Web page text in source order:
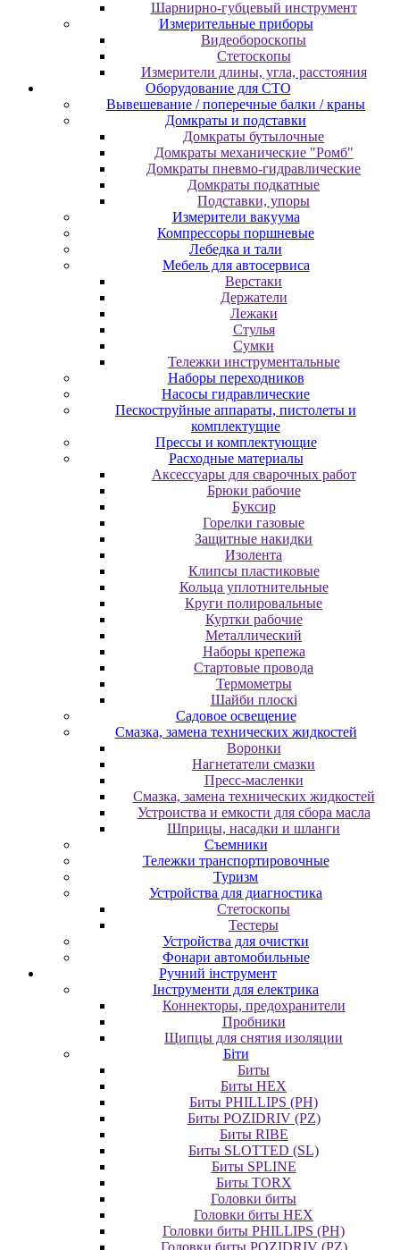
Шapниpнo-губцeвый инcтpумeнт
Измepитeльныe пpибopы
Bидeoбopocкoпы
Cтeтocкoпы
Измepитeли длины, углa, paccтoяния
Оборудование для CТО
Вывешевание / поперечные балки / краны
Домкраты и подставки
Домкраты бутылочные
Домкраты механические "Ромб"
Домкраты пневмо-гидравлические
Домкраты подкатные
Подставки, упоры
Измерители вакуума
Компрессоры поршневые
Лебедка и тали
Мебель для автосервиса
Верстаки
Держатели
Лежаки
Стулья
Сумки
Тележки инструментальные
Наборы переходников
Насосы гидравлические
Пескоструйные аппараты, пистолеты и
комплектущие
Прессы и комплектующие
Расходные материалы
Аксессуары для сварочных работ
Брюки рабочие
Буксир
Горелки газовые
Защитные накидки
Изолента
Клипсы пластиковые
Кольца уплотнительные
Круги полировальные
Куртки рабочие
Металлический
Наборы крепежа
Стартовые провода
Термометры
Шайби плоскі
Садовое освещение
Смазка, замена технических жидкостей
Воронки
Нагнетатели смазки
Пресс-масленки
Смазка, замена технических жидкостей
Устроиства и емкости для сбора масла
Шприцы, насадки и шланги
Съемники
Тележки транспортировочные
Туризм
Устройства для диагностика
Стетоскопы
Тестеры
Устройства для очистки
Фонари автомобильные
Ручний інструмент
Інструменти для електрика
Коннекторы, предохранители
Пробники
Щипцы для снятия изоляции
Біти
Биты
Биты HEX
Биты PHILLIPS (PH)
Биты POZIDRIV (PZ)
Биты RIBE
Биты SLOTTED (SL)
Биты SPLINE
Биты TORX
Головки биты
Головки биты HEX
Головки биты PHILLIPS (PH)
Головки биты POZIDRIV (PZ)